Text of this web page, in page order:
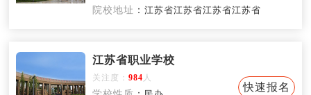
院校地址 ：江苏省江苏省江苏省江苏省
江苏省职业学校
关注度：984 人
快速报名